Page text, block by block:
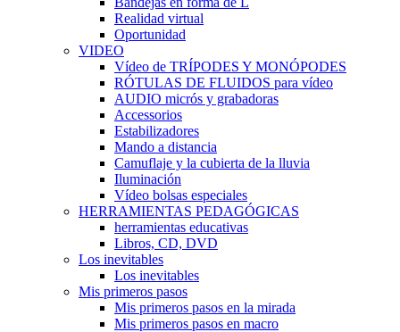
Realidad virtual
Oportunidad
VIDEO
Vídeo de TRÍPODES Y MONÓPODES
RÓTULAS DE FLUIDOS para vídeo
AUDIO micrós y grabadoras
Accessorios
Estabilizadores
Mando a distancia
Camuflaje y la cubierta de la lluvia
Iluminación
Vídeo bolsas especiales
HERRAMIENTAS PEDAGÓGICAS
herramientas educativas
Libros, CD, DVD
Los inevitables
Los inevitables
Mis primeros pasos
Mis primeros pasos en la mirada
Mis primeros pasos en macro